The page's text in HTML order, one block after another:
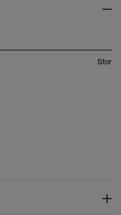
Stor